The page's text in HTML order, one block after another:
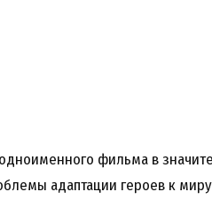
фильма в
адаптации героев к